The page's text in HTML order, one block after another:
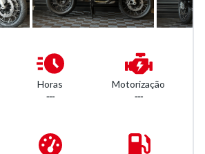
Horas
---
Motorização
---